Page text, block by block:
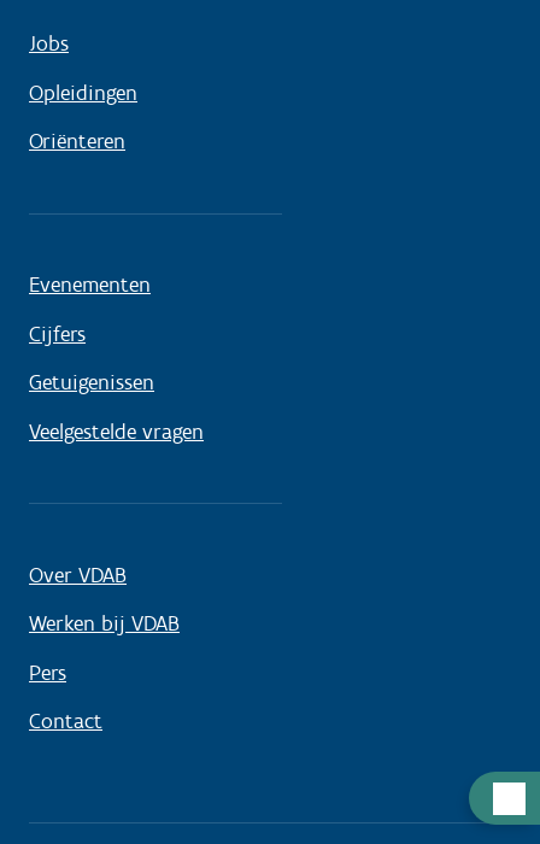
Jobs
Opleidingen
Oriënteren
Evenementen
Cijfers
Getuigenissen
Veelgestelde vragen
Over VDAB
Werken bij VDAB
Pers
Contact